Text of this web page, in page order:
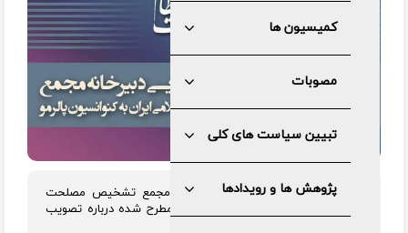
کمیسیون ها
مصوبات
تبیین سیاست های کلی
پژوهش ها و رویدادها
کمیسیون حقوقی و قضایی دبیرخانه مجمع تشخیص مصلحت
نظام در بیانیه ای ۷ بندی به سوالات مطرح شده درباره تصویب